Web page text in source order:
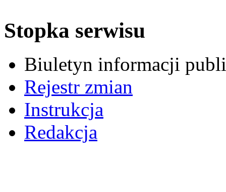
Stopka serwisu
Biuletyn informacji
Rejestr zmian
Instrukcja
Redakcja